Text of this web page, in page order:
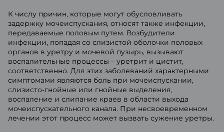
К числу причин, которые могут обусловливать
задержку мочеиспускания, относят также инфекции,
передаваемые половым путем. Возбудители
инфекции, попадая со слизистой оболочки половых
органов в уретру и мочевой пузырь, вызывают
воспалительные процессы – уретрит и цистит,
соответственно. Для этих заболеваний характерными
симптомами являются боль при мочеиспускании,
слизисто-гнойные или гнойные выделения,
воспаление и слипание краев в области выхода
мочеиспускательного канала. При несвоевременном
лечении этот процесс может вызвать сужение уретры.